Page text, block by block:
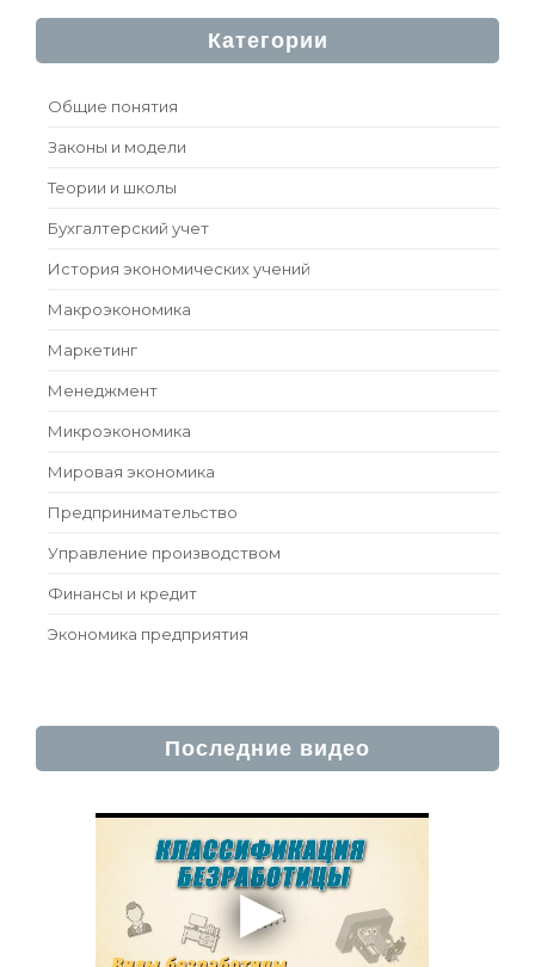
Категории
Общие понятия
Законы и модели
Теории и школы
Бухгалтерский учет
История экономических учений
Макроэкономика
Маркетинг
Менеджмент
Микроэкономика
Мировая экономика
Предпринимательство
Управление производством
Финансы и кредит
Экономика предприятия
Последние видео